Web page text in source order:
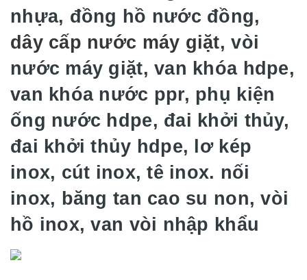
nhựa, đồng hồ nước đồng,
dây cấp nước máy giặt, vòi
nước máy giặt, van khóa hdpe,
van khóa nước ppr, phụ kiện
ống nước hdpe, đai khởi thủy,
đai khởi thủy hdpe, lơ kép
inox, cút inox, tê inox. nối
inox, băng tan cao su non, vòi
hồ inox, van vòi nhập khẩu